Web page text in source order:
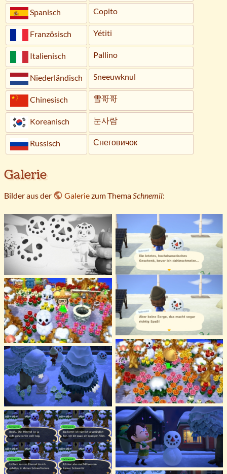
Spanisch Copito
Französisch Yétiti
Italienisch Pallino
Niederländisch Sneeuwknul
Chinesisch 雪哥哥
Koreanisch 눈사람
Russisch Снеговичок
Galerie
Bilder aus der Galeriezum Thema Schnemil: